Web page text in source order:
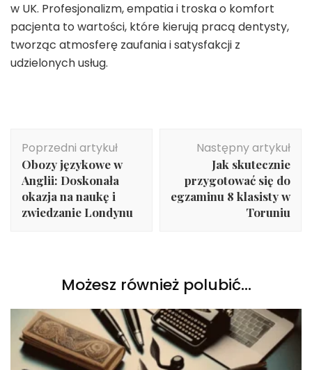
w UK. Profesjonalizm, empatia i troska o komfort
pacjenta to wartości, które kierują pracą dentysty,
tworząc atmosferę zaufania i satysfakcji z
udzielonych usług.
wpisu
Poprzedni artykuł
Obozy językowe w
Anglii: Doskonała
okazja na naukę i
zwiedzanie Londynu
Następny artykuł
Jak skutecznie
przygotować się do
egzaminu 8 klasisty w
Toruniu
Możesz również polubić…